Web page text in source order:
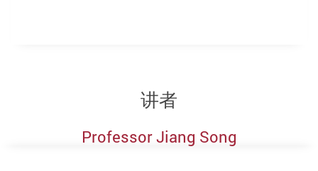
讲者
Professor Jiang Song